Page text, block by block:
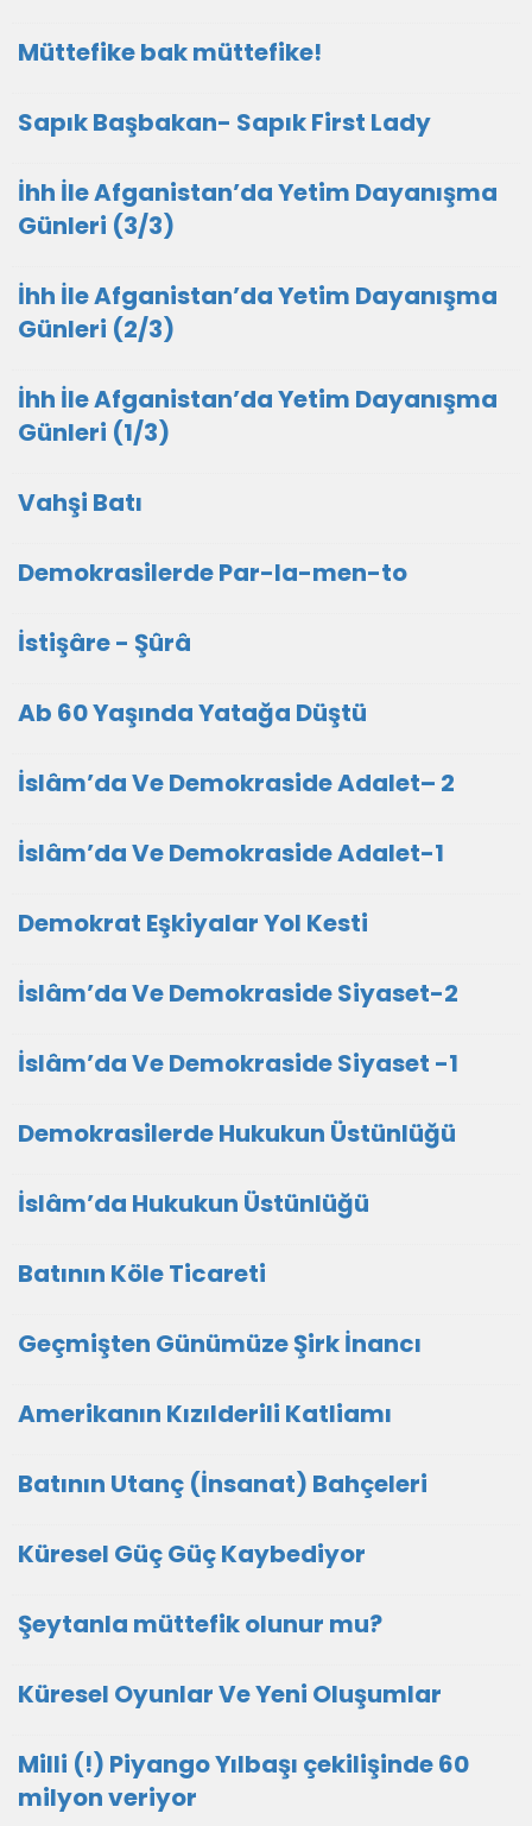
Müttefike bak müttefike!
Sapık Başbakan- Sapık First Lady
İhh İle Afganistan’da Yetim Dayanışma
Günleri (3/3)
İhh İle Afganistan’da Yetim Dayanışma
Günleri (2/3)
İhh İle Afganistan’da Yetim Dayanışma
Günleri (1/3)
Vahşi Batı
Demokrasilerde Par-la-men-to
İstişâre - Şûrâ
Ab 60 Yaşında Yatağa Düştü
İslâm’da Ve Demokraside Adalet– 2
İslâm’da Ve Demokraside Adalet-1
Demokrat Eşkiyalar Yol Kesti
İslâm’da Ve Demokraside Siyaset-2
İslâm’da Ve Demokraside Siyaset -1
Demokrasilerde Hukukun Üstünlüğü
İslâm’da Hukukun Üstünlüğü
Batının Köle Ticareti
Geçmişten Günümüze Şirk İnancı
Amerikanın Kızılderili Katliamı
Batının Utanç (İnsanat) Bahçeleri
Küresel Güç Güç Kaybediyor
Şeytanla müttefik olunur mu?
Küresel Oyunlar Ve Yeni Oluşumlar
Milli (!) Piyango Yılbaşı çekilişinde 60
milyon veriyor